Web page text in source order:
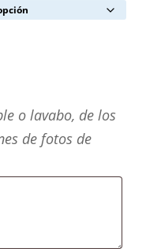
o lavabo, de los
de fotos de